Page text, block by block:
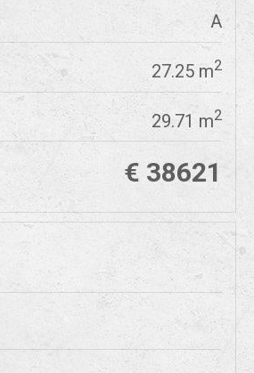
А
27.25 m2
29.71 m2
€ 38621